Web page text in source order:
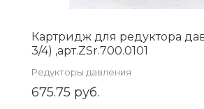
Картридж для редуктора
3/4) ,арт.ZSr.700.0101
Редукторы давления
675.75 руб.